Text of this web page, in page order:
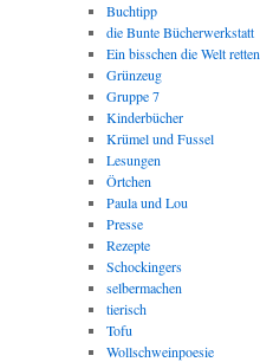
Buchtipp
die Bunte Bücherwerkstatt
Ein bisschen die Welt retten
Grünzeug
Gruppe 7
Kinderbücher
Krümel und Fussel
Lesungen
Örtchen
Paula und Lou
Presse
Rezepte
Schockingers
selbermachen
tierisch
Tofu
Wollschweinpoesie